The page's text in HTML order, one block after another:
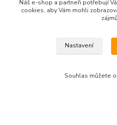
Kontakty
Zákaznická podpora
obchod@casopisyprovas.cz
Náš e-shop a partneři potřebují
cookies, aby Vám mohli
Nastavení
Souhlas můžete